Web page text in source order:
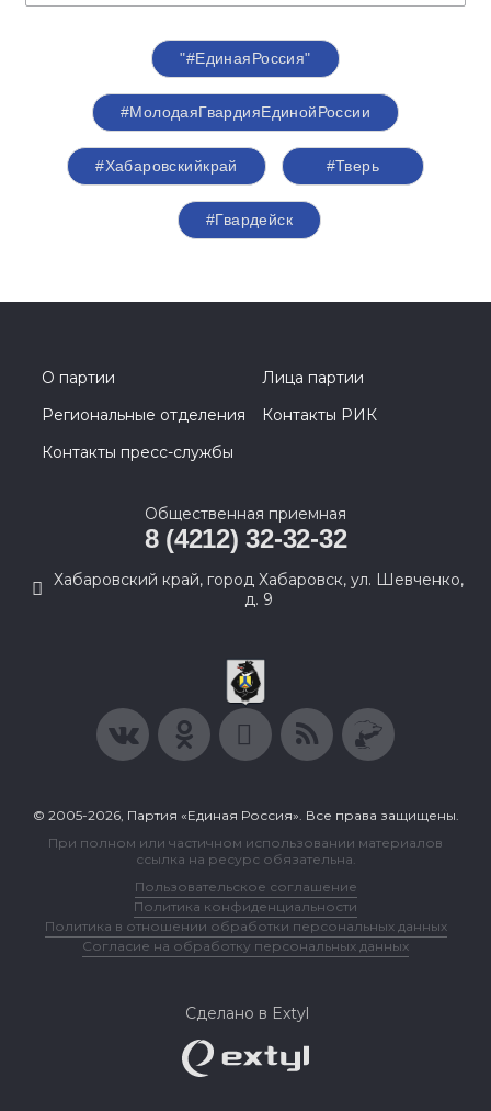
"#ЕдинаяРоссия"
#МолодаяГвардияЕдинойРоссии
#Хабаровскийкрай #Тверь
#Гвардейск
О партии
Лица партии
Региональные отделения
Контакты РИК
Контакты пресс-службы
Общественная приемная
8 (4212) 32-32-32
Хабаровский край, город Хабаровск, ул. Шевченко,
д. 9
© 2005-2026, Партия «Единая Россия». Все права защищены.
При полном или частичном использовании материалов
ссылка на ресурс обязательна.
Пользовательское соглашение
Политика конфиденциальности
Политика в отношении обработки персональных данных
Согласие на обработку персональных данных
Сделано в Extyl